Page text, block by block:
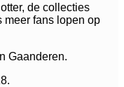
de collecties
meer fans lopen op
Gaanderen.